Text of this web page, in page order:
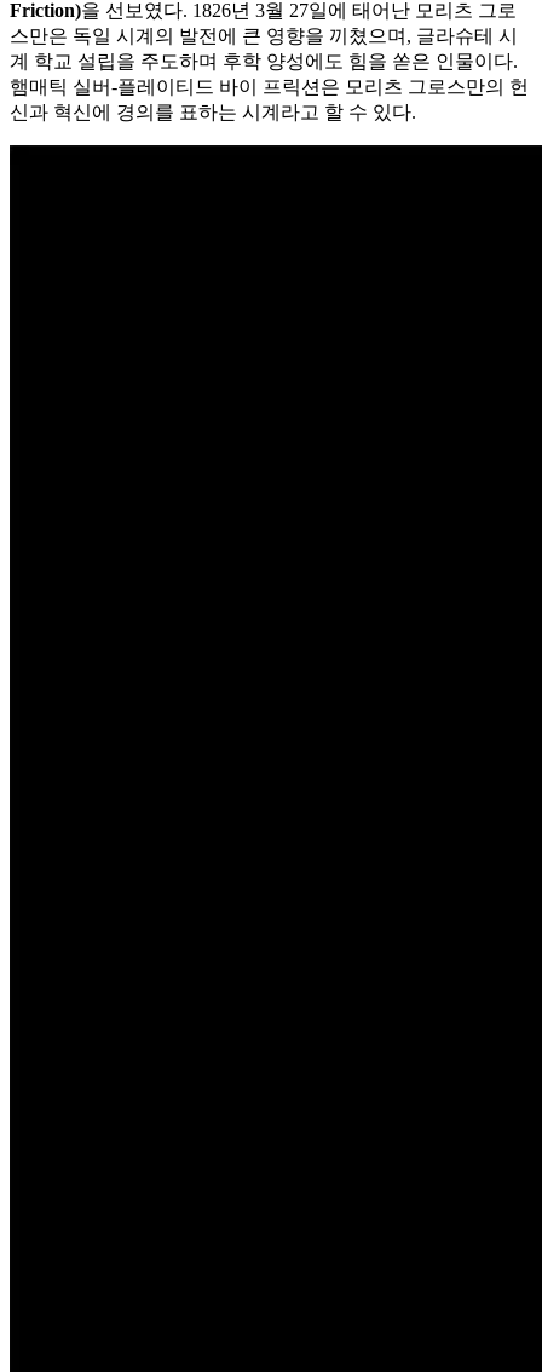
Friction)을 선보였다. 1826년 3월 27일에 태어난 모리츠 그로
스만은 독일 시계의 발전에 큰 영향을 끼쳤으며, 글라슈테 시
계 학교 설립을 주도하며 후학 양성에도 힘을 쏟은 인물이다.
햄매틱 실버-플레이티드 바이 프릭션은 모리츠 그로스만의 헌
신과 혁신에 경의를 표하는 시계라고 할 수 있다.